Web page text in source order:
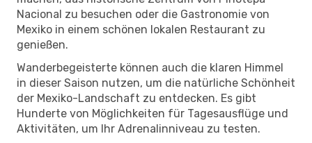
Nacional zu besuchen oder die Gastronomie von
Mexiko in einem schönen lokalen Restaurant zu
genießen.
Wanderbegeisterte können auch die klaren Himmel
in dieser Saison nutzen, um die natürliche Schönheit
der Mexiko-Landschaft zu entdecken. Es gibt
Hunderte von Möglichkeiten für Tagesausflüge und
Aktivitäten, um Ihr Adrenalinniveau zu testen.